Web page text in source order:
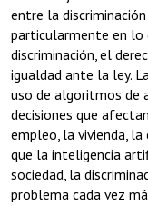
entre la
particularmente en lo
discriminación, el
igualdad ante la ley.
uso de algoritmos de
decisiones que
empleo, la vivienda, la
que la inteligencia
sociedad, la
problema cada vez